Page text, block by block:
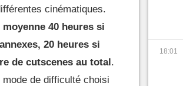
cinématiques.
40 heures si
20 heures si
de cutscenes au total.
de difficulté choisi
18:01